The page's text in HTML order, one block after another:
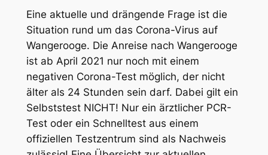
Eine aktuelle und drängende Frage ist die
Situation rund um das Corona-Virus auf
Wangerooge. Die Anreise nach Wangerooge
ist ab April 2021 nur noch mit einem
negativen Corona-Test möglich, der nicht
älter als 24 Stunden sein darf. Dabei gilt ein
Selbststest NICHT! Nur ein ärztlicher PCR-
Test oder ein Schnelltest aus einem
offiziellen Testzentrum sind als Nachweis